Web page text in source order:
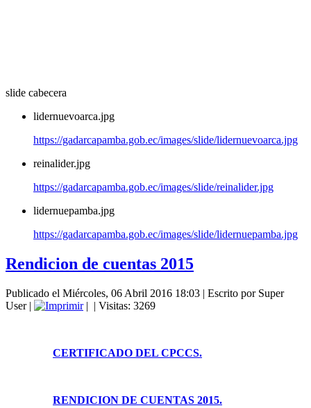
slide cabecera
lidernuevoarca.jpg
https://gadarcapamba.gob.ec/images/slide/lidernuevoarca.jpg
reinalider.jpg
https://gadarcapamba.gob.ec/images/slide/reinalider.jpg
lidernuepamba.jpg
https://gadarcapamba.gob.ec/images/slide/lidernuepamba.jpg
Rendicion de cuentas 2015
Publicado el Miércoles, 06 Abril 2016 18:03 | Escrito por Super
User| | | Visitas: 3269
CERTIFICADO DEL CPCCS.
RENDICION DE CUENTAS 2015.